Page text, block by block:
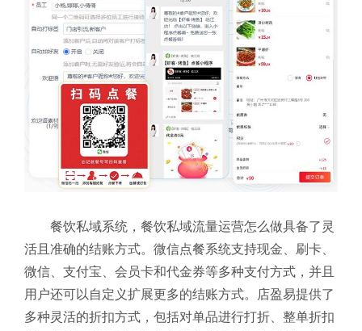
餐饮私域系统，餐饮私域流量运营怎么做具备了灵
活且准确的结账方式。微信点餐系统支持现金、刷卡、
微信、支付宝、会员卡和代金券等多种支付方式，并且
用户还可以自定义扩展更多的结账方式。店盈易提供了
多种灵活的折扣方式，包括对单品进行打折、整单折扣